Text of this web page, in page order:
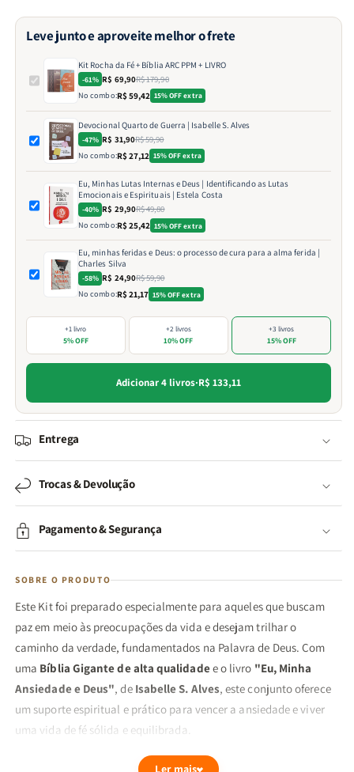
Leve junto e aproveite melhor o frete
Kit Rocha da Fé + Bíblia ARC PPM + LIVRO
-61% R$ 69,90R$ 179,90
No combo:R$ 59,42 15% OFF extra
Devocional Quarto de Guerra | Isabelle S. Alves
-47% R$ 31,90R$ 59,90
No combo:R$ 27,12 15% OFF extra
Eu, Minhas Lutas Internas e Deus | Identificando as Lutas
Emocionais e Espirituais | Estela Costa
-40% R$ 29,90R$ 49,80
No combo:R$ 25,42 15% OFF extra
Eu, minhas feridas e Deus: o processo de cura para a alma ferida |
Charles Silva
-58% R$ 24,90R$ 59,90
No combo:R$ 21,17 15% OFF extra
+1 livro
5% OFF
+2 livros
10% OFF
+3 livros
15% OFF
Adicionar 4 livros·R$ 133,11
Entrega
Trocas & Devolução
Pagamento & Segurança
SOBRE O PRODUTO
Este Kit foi preparado especialmente para aqueles que buscam
paz em meio às preocupações da vida e desejam trilhar o
caminho da verdade, fundamentados na Palavra de Deus. Com
uma Bíblia Gigante de alta qualidadee o livro "Eu, Minha
Ansiedade e Deus", de Isabelle S. Alves, este conjunto oferece
um suporte espiritual e prático para vencer a ansiedade e viver
uma vida de fé sólida e equilibrada.